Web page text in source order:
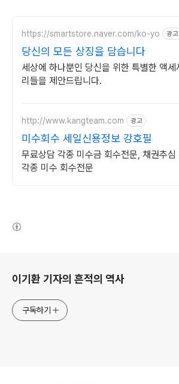
https://smartstore.naver.com/ko-yo 광고
당신의 모든 상징을 담습니다
세상에 하나뿐인 당신을 위한 특별한 액세
리들을 제안드립니다.
http://www.kangteam.com 광고
미수회수 세일신용정보 강호필
무료상담 각종 미수금 회수전문, 채권추
각종 미수 회수전문
이기환 기자의 흔적의 역사
구독하기